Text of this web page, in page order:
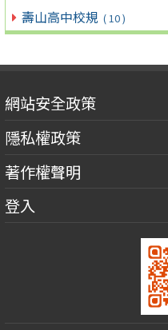
壽山高中校規 ( 10 )
網站安全政策
隱私權政策
著作權聲明
登入